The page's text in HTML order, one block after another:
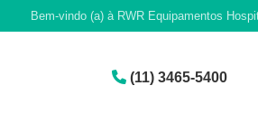
Bem-vindo (a) à RWR Equipamentos
(11) 3465-5400